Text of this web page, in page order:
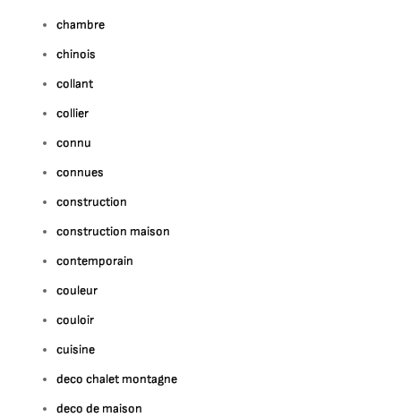
chambre
chinois
collant
collier
connu
connues
construction
construction maison
contemporain
couleur
couloir
cuisine
deco chalet montagne
deco de maison